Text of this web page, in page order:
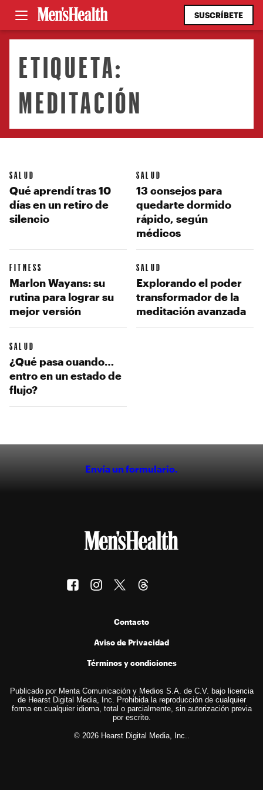
SUSCRÍBETE
ETIQUETA:
MEDITACIÓN
SALUD
Qué aprendí tras 10
días en un retiro de
silencio
SALUD
13 consejos para
quedarte dormido
rápido, según
médicos
FITNESS
Marlon Wayans: su
rutina para lograr su
mejor versión
SALUD
Explorando el poder
transformador de la
meditación avanzada
SALUD
¿Qué pasa cuando…
entro en un estado de
flujo?
Envía un formulario.
Contacto
Aviso de Privacidad
Términos y condiciones
Publicado por Menta Comunicación y Medios S.A. de C.V. bajo licencia
de Hearst Digital Media, Inc. Prohibida la reproducción de cualquier
forma en cualquier idioma, total o parcialmente, sin autorización previa
por escrito.
© 2026 Hearst Digital Media, Inc..